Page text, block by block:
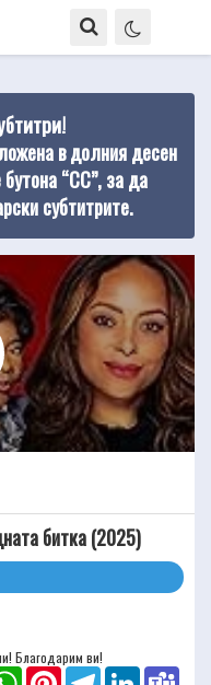
в долния десен
“CC”, за да
субтитрите.
битка (2025)
Благодарим ви!
WhatsAppPinterestTelegramLinkedIn